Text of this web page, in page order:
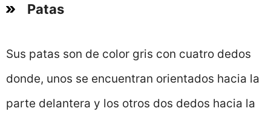
Patas
Sus patas son de color gris con cuatro dedos
donde, unos se encuentran orientados hacia la
parte delantera y los otros dos dedos hacia la